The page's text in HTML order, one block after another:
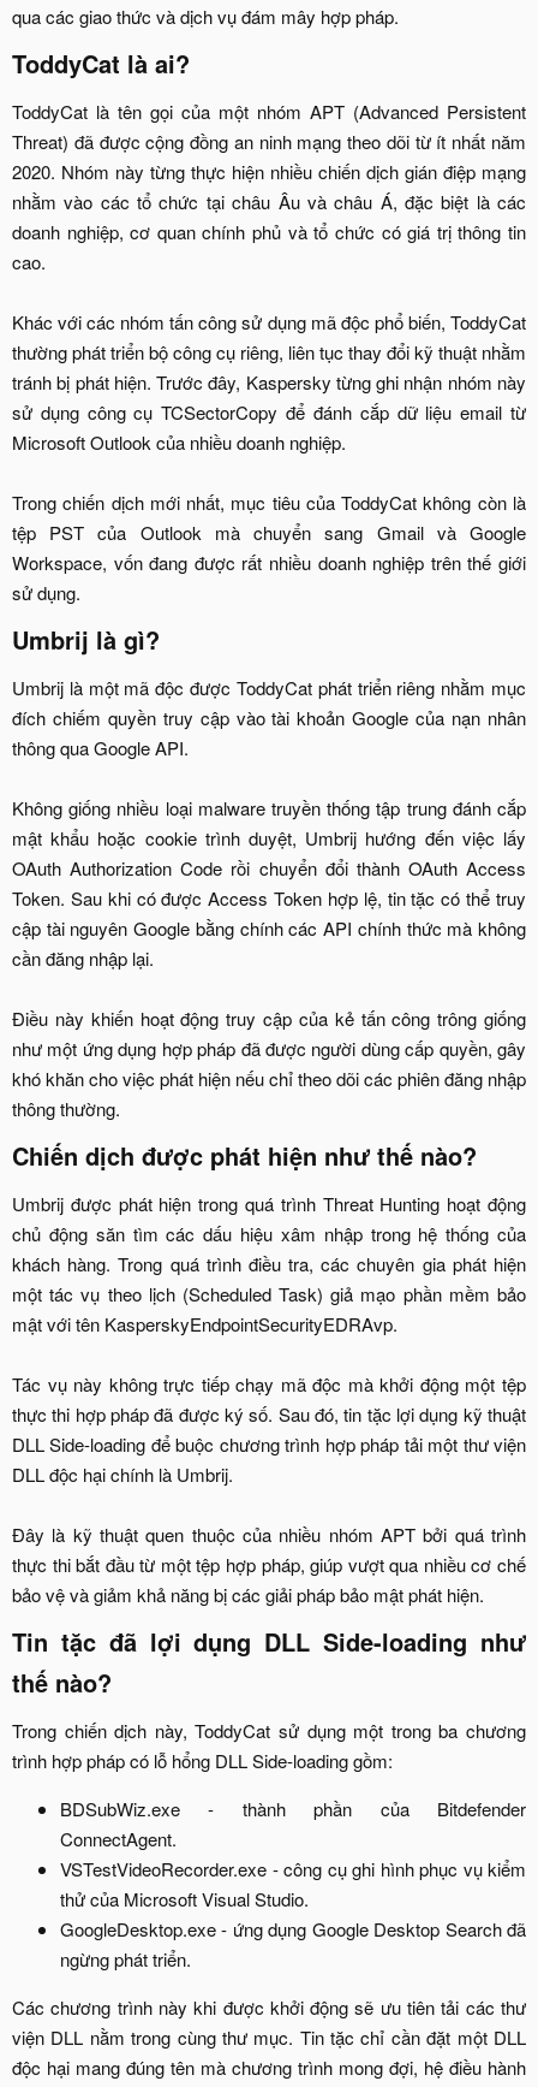
qua các giao thức và dịch vụ đám mây hợp pháp.​
ToddyCat là ai?​
ToddyCat là tên gọi của một nhóm APT (Advanced Persistent
Threat) đã được cộng đồng an ninh mạng theo dõi từ ít nhất năm
2020. Nhóm này từng thực hiện nhiều chiến dịch gián điệp mạng
nhằm vào các tổ chức tại châu Âu và châu Á, đặc biệt là các
doanh nghiệp, cơ quan chính phủ và tổ chức có giá trị thông tin
cao.
Khác với các nhóm tấn công sử dụng mã độc phổ biến, ToddyCat
thường phát triển bộ công cụ riêng, liên tục thay đổi kỹ thuật nhằm
tránh bị phát hiện. Trước đây, Kaspersky từng ghi nhận nhóm này
sử dụng công cụ TCSectorCopy để đánh cắp dữ liệu email từ
Microsoft Outlook của nhiều doanh nghiệp.
Trong chiến dịch mới nhất, mục tiêu của ToddyCat không còn là
tệp PST của Outlook mà chuyển sang Gmail và Google
Workspace, vốn đang được rất nhiều doanh nghiệp trên thế giới
sử dụng.​
Umbrij là gì?​
Umbrij là một mã độc được ToddyCat phát triển riêng nhằm mục
đích chiếm quyền truy cập vào tài khoản Google của nạn nhân
thông qua Google API.
Không giống nhiều loại malware truyền thống tập trung đánh cắp
mật khẩu hoặc cookie trình duyệt, Umbrij hướng đến việc lấy
OAuth Authorization Code rồi chuyển đổi thành OAuth Access
Token. Sau khi có được Access Token hợp lệ, tin tặc có thể truy
cập tài nguyên Google bằng chính các API chính thức mà không
cần đăng nhập lại.
Điều này khiến hoạt động truy cập của kẻ tấn công trông giống
như một ứng dụng hợp pháp đã được người dùng cấp quyền, gây
khó khăn cho việc phát hiện nếu chỉ theo dõi các phiên đăng nhập
thông thường.​
Chiến dịch được phát hiện như thế nào?​
Umbrij được phát hiện trong quá trình Threat Hunting hoạt động
chủ động săn tìm các dấu hiệu xâm nhập trong hệ thống của
khách hàng. Trong quá trình điều tra, các chuyên gia phát hiện
một tác vụ theo lịch (Scheduled Task) giả mạo phần mềm bảo
mật với tên KasperskyEndpointSecurityEDRAvp.
Tác vụ này không trực tiếp chạy mã độc mà khởi động một tệp
thực thi hợp pháp đã được ký số. Sau đó, tin tặc lợi dụng kỹ thuật
DLL Side-loading để buộc chương trình hợp pháp tải một thư viện
DLL độc hại chính là Umbrij.
Đây là kỹ thuật quen thuộc của nhiều nhóm APT bởi quá trình
thực thi bắt đầu từ một tệp hợp pháp, giúp vượt qua nhiều cơ chế
bảo vệ và giảm khả năng bị các giải pháp bảo mật phát hiện.​
Tin tặc đã lợi dụng DLL Side-loading như
thế nào?​
Trong chiến dịch này, ToddyCat sử dụng một trong ba chương
trình hợp pháp có lỗ hổng DLL Side-loading gồm:​
BDSubWiz.exe - thành phần của Bitdefender
ConnectAgent.​
VSTestVideoRecorder.exe - công cụ ghi hình phục vụ kiểm
thử của Microsoft Visual Studio.​
GoogleDesktop.exe - ứng dụng Google Desktop Search đã
ngừng phát triển.​
Các chương trình này khi được khởi động sẽ ưu tiên tải các thư
viện DLL nằm trong cùng thư mục. Tin tặc chỉ cần đặt một DLL
độc hại mang đúng tên mà chương trình mong đợi, hệ điều hành